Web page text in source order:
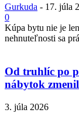
Gurkuda - 17. júla
0
Kúpa bytu nie je
nehnuteľnosti sa
Od truhlíc po
nábytok
3. júla 2026